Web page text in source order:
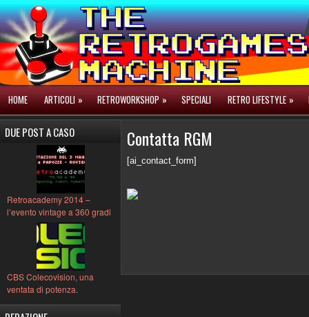
HOME ARTICOLI » RETROWORKSHOP » SPECIALI RETRO LIFESTYLE »
DUE POST A CASO
Retroacademy 2014 –
l’evento vintage a 360 gradi
CBS Colecovision, una
ventata di potenza.
Contatta RGM
[ai_contact_form]